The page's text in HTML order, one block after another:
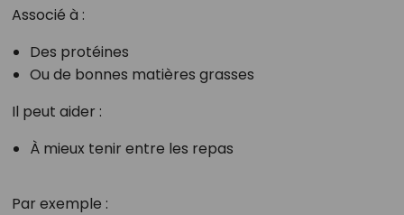
Associé à :
Des protéines
Ou de bonnes matières grasses
Il peut aider :
À mieux tenir entre les repas
Par exemple :